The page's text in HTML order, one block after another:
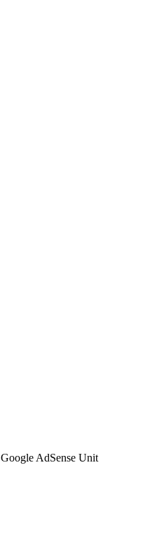
Google AdSense Unit